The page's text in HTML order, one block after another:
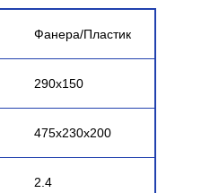
Фанера/Пластик
290х150
475х230х200
2.4